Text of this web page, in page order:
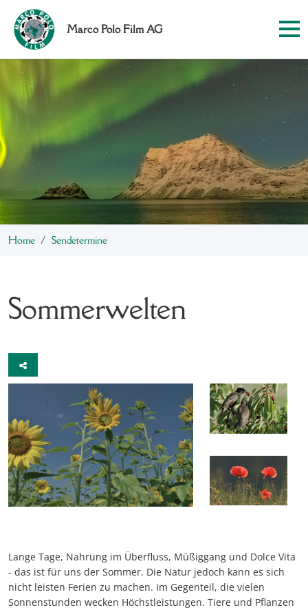
Marco Polo Film AG
Home Sendetermine
Sommerwelten
Lange Tage, Nahrung im Überfluss, Müßiggang und Dolce Vita
- das ist für uns der Sommer. Die Natur jedoch kann es sich
nicht leisten Ferien zu machen. Im Gegenteil, die vielen
Sonnenstunden wecken Höchstleistungen. Tiere und Pflanzen